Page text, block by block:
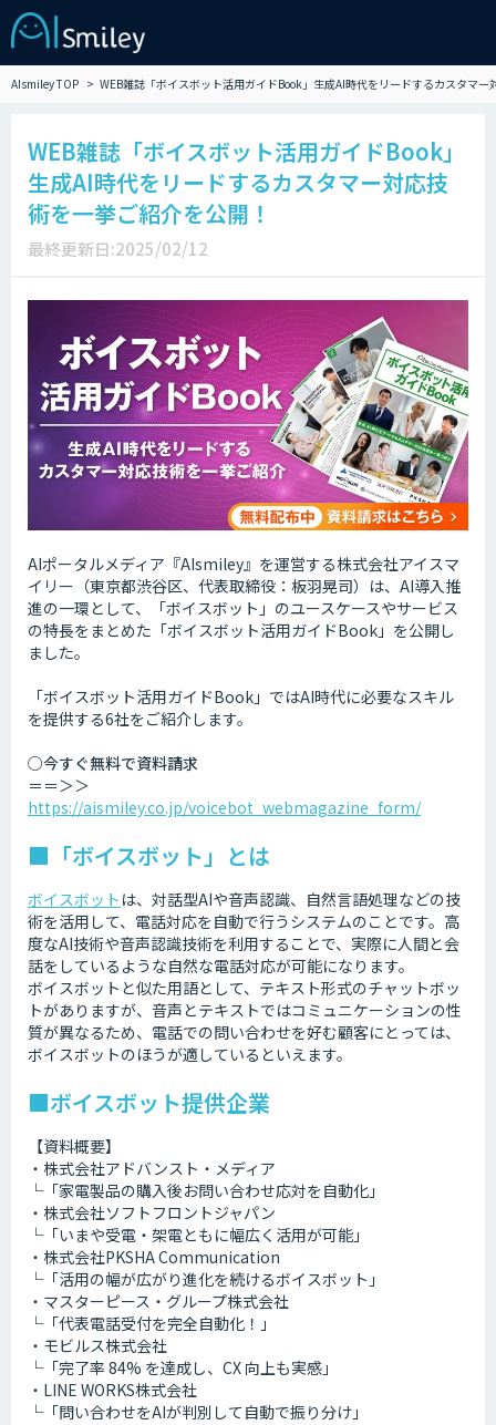
AIsmiley TOP WEB雑誌「ボイスボット活用ガイドBook」生成AI時代をリードするカスタマ
WEB雑誌「ボイスボット活用ガイドBook」
生成AI時代をリードするカスタマー対応技
術を一挙ご紹介を公開！
最終更新日:2025/02/12
AIポータルメディア『AIsmiley』を運営する株式会社アイスマ
イリー（東京都渋谷区、代表取締役：板羽晃司）は、AI導入推
進の一環として、「ボイスボット」のユースケースやサービス
の特長をまとめた「ボイスボット活用ガイドBook」を公開し
ました。
「ボイスボット活用ガイドBook」ではAI時代に必要なスキル
を提供する6社をご紹介します。
○今すぐ無料で資料請求
＝＝＞＞
https://aismiley.co.jp/voicebot_webmagazine_form/
■「ボイスボット」とは
ボイスボット は、対話型AIや音声認識、自然言語処理などの技
術を活用して、電話対応を自動で行うシステムのことです。高
度なAI技術や音声認識技術を利用することで、実際に人間と会
話をしているような自然な電話対応が可能になります。
ボイスボットと似た用語として、テキスト形式のチャットボッ
トがありますが、音声とテキストではコミュニケーションの性
質が異なるため、電話での問い合わせを好む顧客にとっては、
ボイスボットのほうが適しているといえます。
■ボイスボット提供企業
【資料概要】
・株式会社アドバンスト・メディア
└「家電製品の購入後お問い合わせ応対を自動化」
・株式会社ソフトフロントジャパン
└「いまや受電・架電ともに幅広く活用が可能」
・株式会社PKSHA Communication
└「活用の幅が広がり進化を続けるボイスボット」
・マスターピース・グループ株式会社
└「代表電話受付を完全自動化！」
・モビルス株式会社
└「完了率 84% を達成し、CX 向上も実感」
・LINE WORKS株式会社
└「問い合わせをAIが判別して自動で振り分け」